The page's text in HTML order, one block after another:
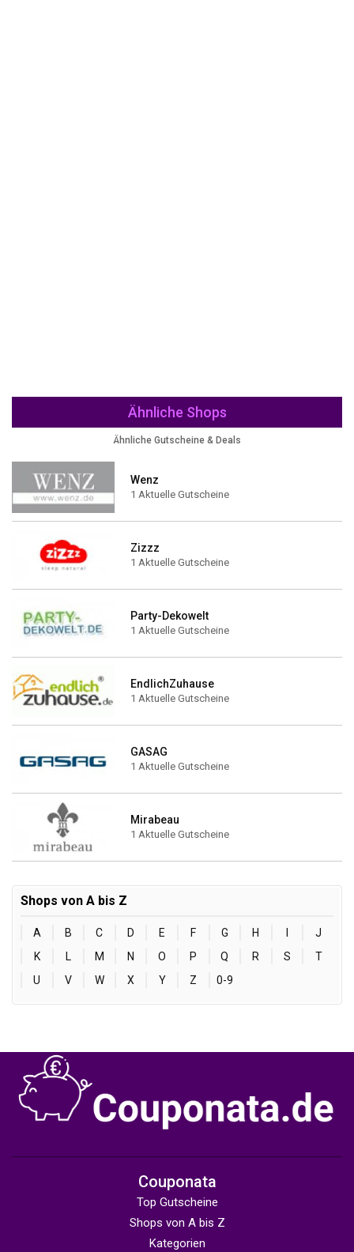
Ähnliche Shops
Ähnliche Gutscheine & Deals
Wenz
1 Aktuelle Gutscheine
Zizzz
1 Aktuelle Gutscheine
Party-Dekowelt
1 Aktuelle Gutscheine
EndlichZuhause
1 Aktuelle Gutscheine
GASAG
1 Aktuelle Gutscheine
Mirabeau
1 Aktuelle Gutscheine
Shops von A bis Z
A B C D E F G H
J
K
L M N O P Q R S
T
U
V W X Y Z 0-9
Couponata
Top Gutscheine
Shops von A bis Z
Kategorien